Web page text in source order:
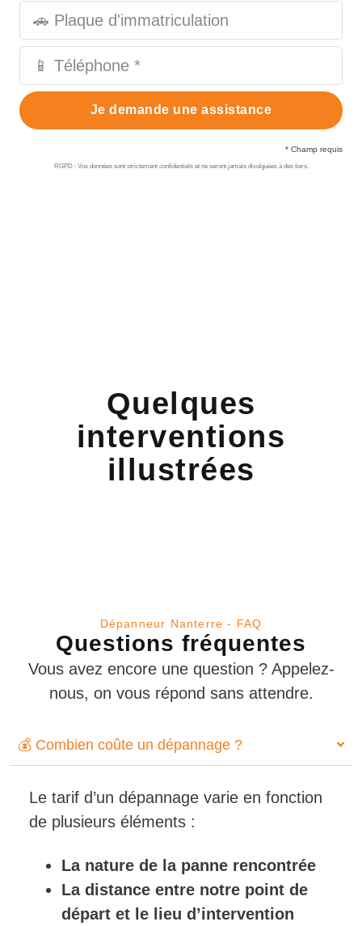
Je demande une assistance
* Champ requis
RGPD : Vos données sont strictement confidentiels et ne seront jamais divulguées à des tiers.
Quelques
interventions
illustrées
Dépanneur Nanterre - FAQ
Questions fréquentes
Vous avez encore une question ? Appelez-
nous, on vous répond sans attendre.
💰 Combien coûte un dépannage ?
Le tarif d’un dépannage varie en fonction
de plusieurs éléments :
La nature de la panne rencontrée
La distance entre notre point de
départ et le lieu d’intervention